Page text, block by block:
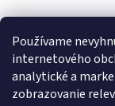
Používame
internetového
analytické a
zobrazovanie